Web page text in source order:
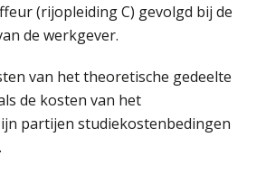
(rijopleiding C) gevolgd bij de
de werkgever.
van het theoretische gedeelte
de kosten van het
partijen studiekostenbedingen